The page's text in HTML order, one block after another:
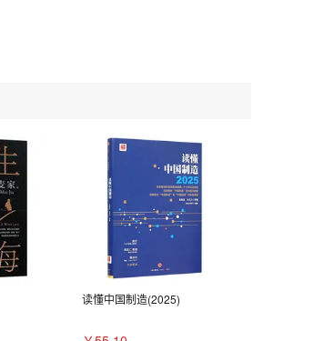
读懂中国制造(2025)